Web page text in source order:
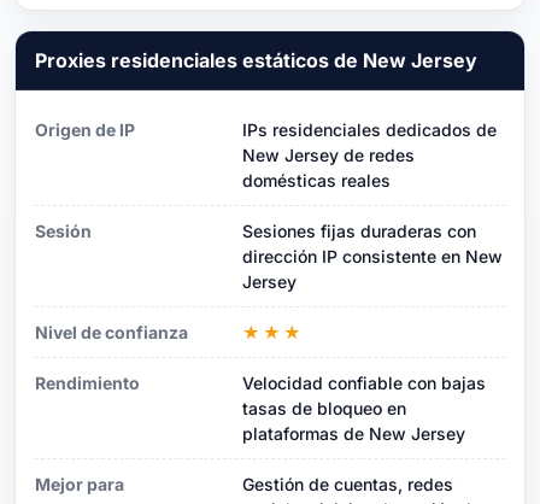
Proxies residenciales estáticos de New Jersey
Origen de IP
IPs residenciales dedicados de
New Jersey de redes
domésticas reales
Sesión
Sesiones fijas duraderas con
dirección IP consistente en New
Jersey
Nivel de confianza ★★★
Rendimiento
Velocidad confiable con bajas
tasas de bloqueo en
plataformas de New Jersey
Mejor para
Gestión de cuentas, redes